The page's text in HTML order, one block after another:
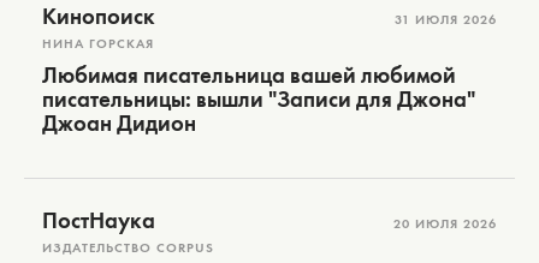
Кинопоиск
НИНА ГОРСКАЯ
31 ИЮЛЯ 2026
Любимая писательница вашей любимой
писательницы: вышли "Записи для Джона"
Джоан Дидион
ПостНаука
ИЗДАТЕЛЬСТВО CORPUS
20 ИЮЛЯ 2026